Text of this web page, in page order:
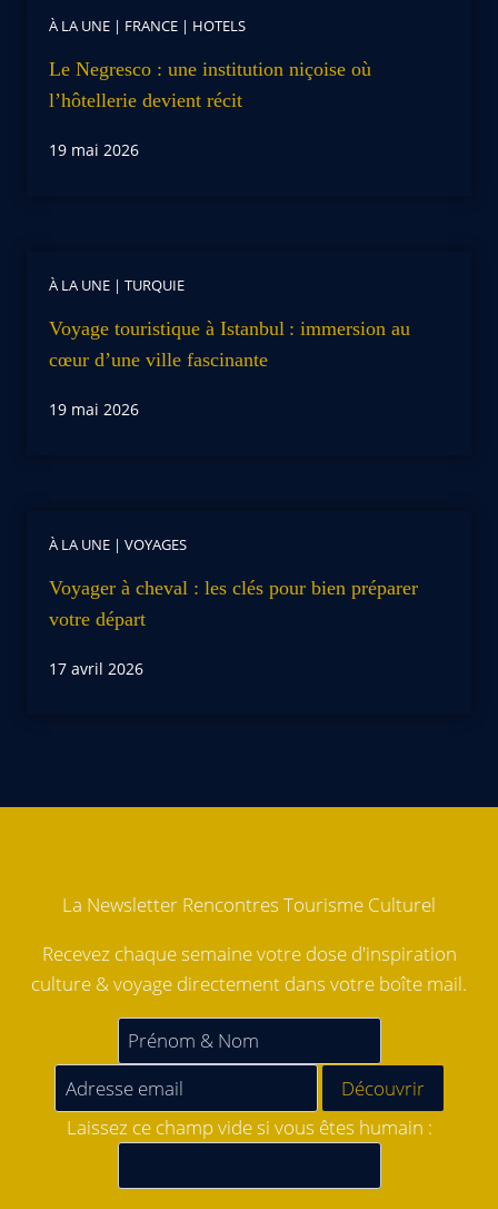
À LA UNE | FRANCE | HOTELS
Le Negresco : une institution niçoise où
l’hôtellerie devient récit
19 mai 2026
À LA UNE | TURQUIE
Voyage touristique à Istanbul : immersion au
cœur d’une ville fascinante
19 mai 2026
À LA UNE | VOYAGES
Voyager à cheval : les clés pour bien préparer
votre départ
17 avril 2026
La Newsletter Rencontres Tourisme Culturel
Recevez chaque semaine votre dose d'inspiration
culture & voyage directement dans votre boîte mail.
Laissez ce champ vide si vous êtes humain :